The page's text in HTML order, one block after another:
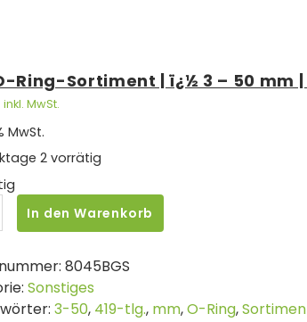
Ring-Sortiment | ï¿½ 3 – 50 mm
inkl. MwSt.
MwSt.
2 vorrätig
In den Warenkorb
8045BGS
Sonstiges
3-50, 419-tlg., mm,O-Ring,